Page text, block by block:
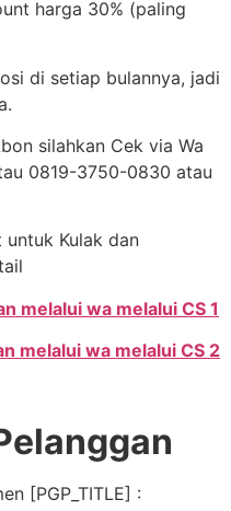
harga 30% (paling
di setiap bulannya, jadi
silahkan Cek via Wa
0819-3750-0830 atau
Kulak dan
melalui wa melalui CS 1
melalui wa melalui CS 2
[PGP_TITLE] :